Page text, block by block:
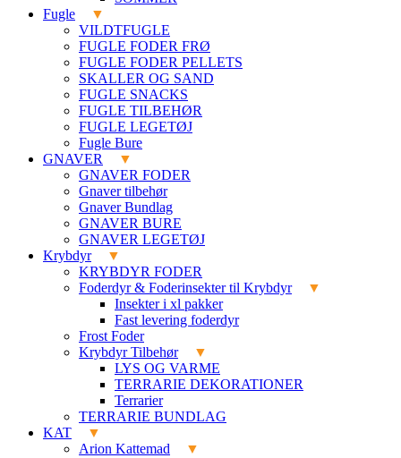
Fugle
VILDTFUGLE
FUGLE FODER FRØ
FUGLE FODER PELLETS
SKALLER OG SAND
FUGLE SNACKS
FUGLE TILBEHØR
FUGLE LEGETØJ
Fugle Bure
GNAVER
GNAVER FODER
Gnaver tilbehør
Gnaver Bundlag
GNAVER BURE
GNAVER LEGETØJ
Krybdyr
KRYBDYR FODER
Foderdyr & Foderinsekter til Krybdyr
Insekter i xl pakker
Fast levering foderdyr
Frost Foder
Krybdyr Tilbehør
LYS OG VARME
TERRARIE DEKORATIONER
Terrarier
TERRARIE BUNDLAG
KAT
Arion Kattemad